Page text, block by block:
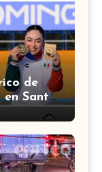
de
en Santo